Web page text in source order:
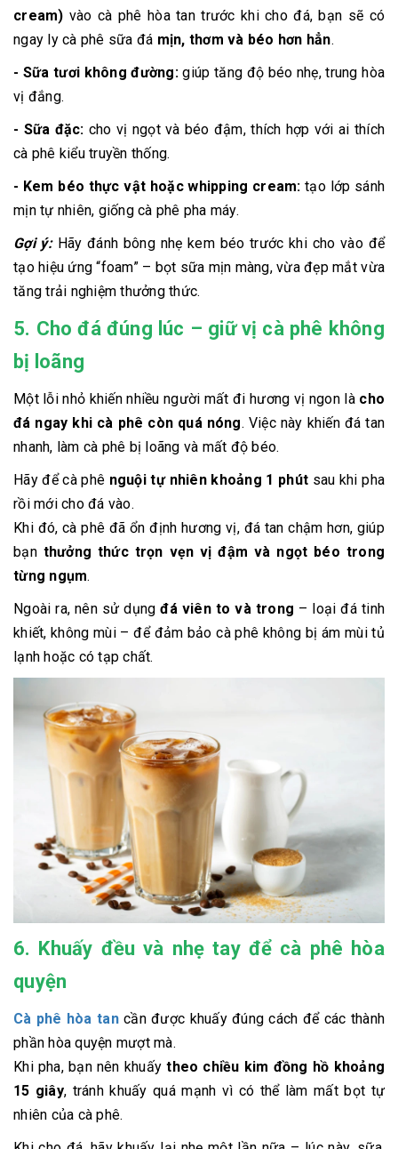
cream) vào cà phê hòa tan trước khi cho đá, bạn sẽ có
ngay ly cà phê sữa đá mịn, thơm và béo hơn hẳn.
- Sữa tươi không đường:giúp tăng độ béo nhẹ, trung hòa
vị đắng.
- Sữa đặc: cho vị ngọt và béo đậm, thích hợp với ai thích
cà phê kiểu truyền thống.
- Kem béo thực vật hoặc whipping cream: tạo lớp sánh
mịn tự nhiên, giống cà phê pha máy.
Gợi ý:Hãy đánh bông nhẹ kem béo trước khi cho vào để
tạo hiệu ứng “foam” – bọt sữa mịn màng, vừa đẹp mắt vừa
tăng trải nghiệm thưởng thức.
5. Cho đá đúng lúc – giữ vị cà phê không
bị loãng
Một lỗi nhỏ khiến nhiều người mất đi hương vị ngon là cho
đá ngay khi cà phê còn quá nóng. Việc này khiến đá tan
nhanh, làm cà phê bị loãng và mất độ béo.
Hãy để cà phê nguội tự nhiên khoảng 1 phút sau khi pha
rồi mới cho đá vào.
Khi đó, cà phê đã ổn định hương vị, đá tan chậm hơn, giúp
bạn thưởng thức trọn vẹn vị đậm và ngọt béo trong
từng ngụm.
Ngoài ra, nên sử dụngđá viên to và trong – loại đá tinh
khiết, không mùi – để đảm bảo cà phê không bị ám mùi tủ
lạnh hoặc có tạp chất.
6. Khuấy đều và nhẹ tay để cà phê hòa
quyện
Cà phê hòa tancần được khuấy đúng cách để các thành
phần hòa quyện mượt mà.
Khi pha, bạn nên khuấytheo chiều kim đồng hồ khoảng
15 giây, tránh khuấy quá mạnh vì có thể làm mất bọt tự
nhiên của cà phê.